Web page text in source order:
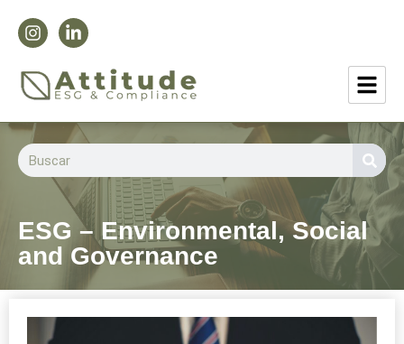
ESG – Environmental, Social
and Governance